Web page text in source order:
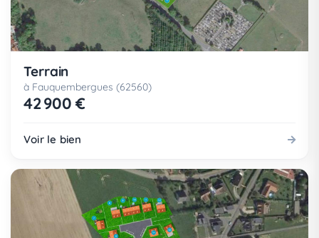
Terrain
à Fauquembergues (62560)
42 900 €
Voir le bien